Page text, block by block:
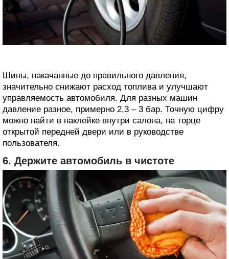
Шины, накачанные до правильного давления,
значительно снижают расход топлива и улучшают
управляемость автомобиля. Для разных машин
давление разное, примерно 2,3 – 3 бар. Точную цифру
можно найти в наклейке внутри салона, на торце
открытой передней двери или в руководстве
пользователя.
6. Держите автомобиль в чистоте